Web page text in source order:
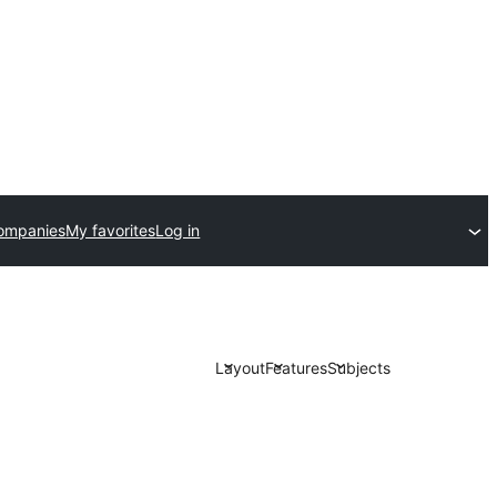
My favoritesLog in
LayoutFeaturesSubjects